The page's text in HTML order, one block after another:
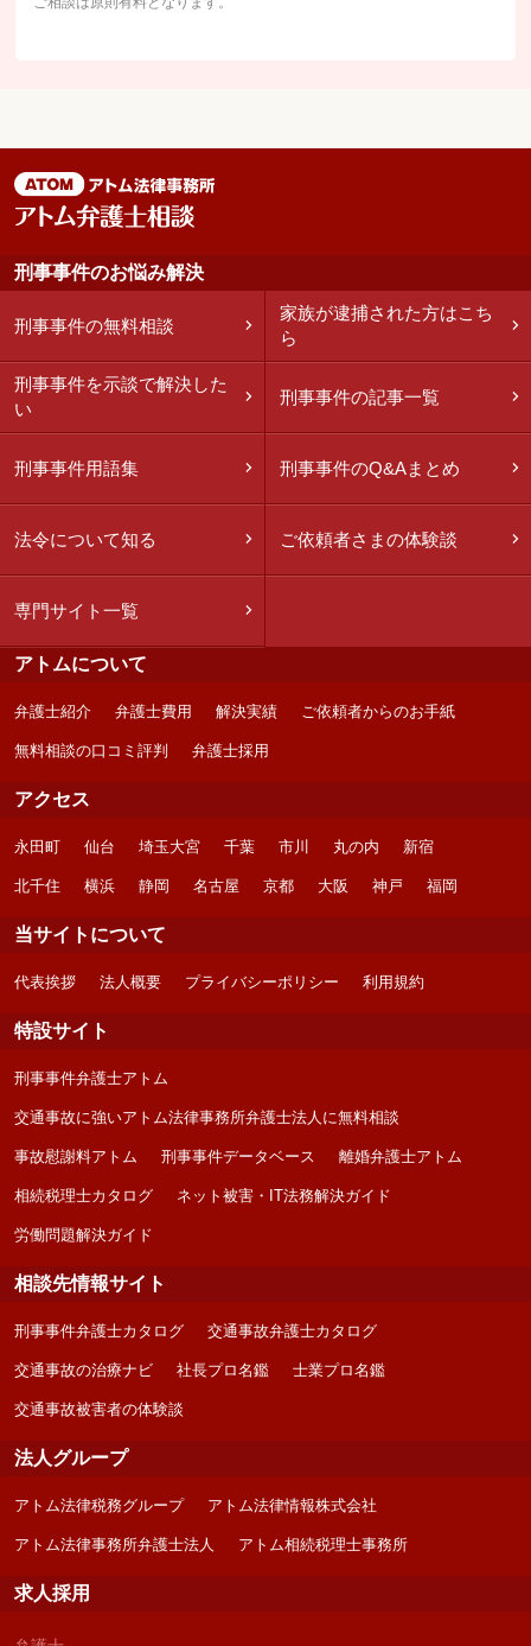
刑事事件のお悩み解決
刑事事件の無料相談
家族が逮捕された方はこち
ら
刑事事件を示談で解決した
い
刑事事件の記事一覧
刑事事件用語集 刑事事件のQ&Aまとめ
法令について知る ご依頼者さまの体験談
専門サイト一覧
アトムについて
弁護士紹介 弁護士費用 解決実績 ご依頼者からのお手紙
無料相談の口コミ評判 弁護士採用
アクセス
永田町 仙台 埼玉大宮 千葉 市川 丸の内 新宿
北千住 横浜 静岡 名古屋 京都 大阪 神戸 福岡
当サイトについて
代表挨拶 法人概要 プライバシーポリシー 利用規約
特設サイト
刑事事件弁護士アトム
交通事故に強いアトム法律事務所弁護士法人に無料相談
事故慰謝料アトム 刑事事件データベース 離婚弁護士アトム
相続税理士カタログ ネット被害・IT法務解決ガイド
労働問題解決ガイド
相談先情報サイト
刑事事件弁護士カタログ 交通事故弁護士カタログ
交通事故の治療ナビ 社長プロ名鑑 士業プロ名鑑
交通事故被害者の体験談
法人グループ
アトム法律税務グループ アトム法律情報株式会社
アトム法律事務所弁護士法人 アトム相続税理士事務所
求人採用